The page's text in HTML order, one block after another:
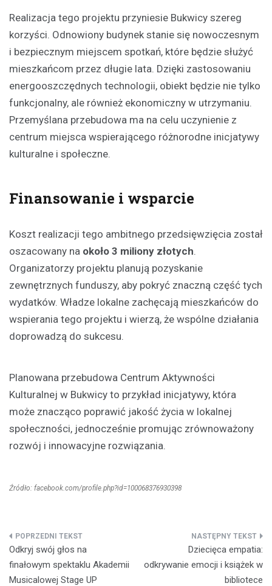
Realizacja tego projektu przyniesie Bukwicy szereg
korzyści. Odnowiony budynek stanie się nowoczesnym
i bezpiecznym miejscem spotkań, które będzie służyć
mieszkańcom przez długie lata. Dzięki zastosowaniu
energooszczędnych technologii, obiekt będzie nie tylko
funkcjonalny, ale również ekonomiczny w utrzymaniu.
Przemyślana przebudowa ma na celu uczynienie z
centrum miejsca wspierającego różnorodne inicjatywy
kulturalne i społeczne.
Finansowanie i wsparcie
Koszt realizacji tego ambitnego przedsięwzięcia został
oszacowany na około 3 miliony złotych.
Organizatorzy projektu planują pozyskanie
zewnętrznych funduszy, aby pokryć znaczną część tych
wydatków. Władze lokalne zachęcają mieszkańców do
wspierania tego projektu i wierzą, że wspólne działania
doprowadzą do sukcesu.
Planowana przebudowa Centrum Aktywności
Kulturalnej w Bukwicy to przykład inicjatywy, która
może znacząco poprawić jakość życia w lokalnej
społeczności, jednocześnie promując zrównoważony
rozwój i innowacyjne rozwiązania.
Źródło: facebook.com/profile.php?id=100068376930398
Nawigacja
wpisu
Odkryj swój głos na
finałowym spektaklu Akademii
Musicalowej Stage UP
Dziecięca empatia:
odkrywanie emocji i książek w
bibliotece